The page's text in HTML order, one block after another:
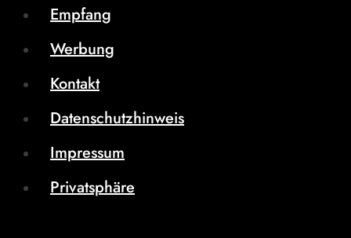
Empfang
Werbung
Kontakt
Datenschutzhinweis
Impressum
Privatsphäre